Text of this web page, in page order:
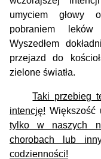
umyciem głowy
pobraniem leków
Wyszedłem
przejazd do
zielone światła.
Taki przebieg
intencję! Większość
tylko w naszych
chorobach lub
codzienności!